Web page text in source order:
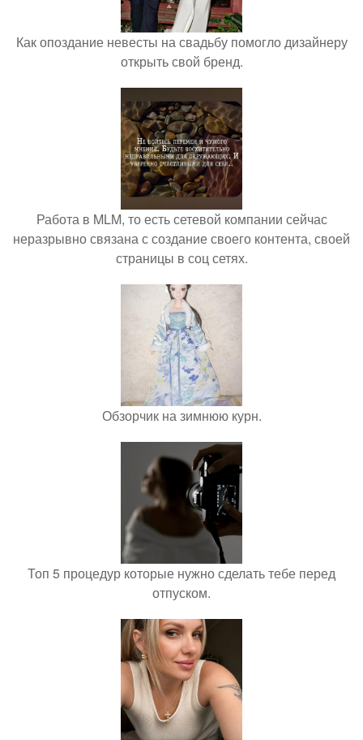
Как опоздание невесты на свадьбу помогло дизайнеру
открыть свой бренд.
Работа в MLM, то есть сетевой компании сейчас
неразрывно связана с создание своего контента, своей
страницы в соц сетях.
Обзорчик на зимнюю курн.
Топ 5 процедур которые нужно сделать тебе перед
отпуском.